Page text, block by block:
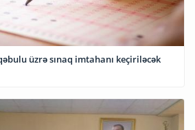
üzrə sınaq imtahanı keçiriləcək